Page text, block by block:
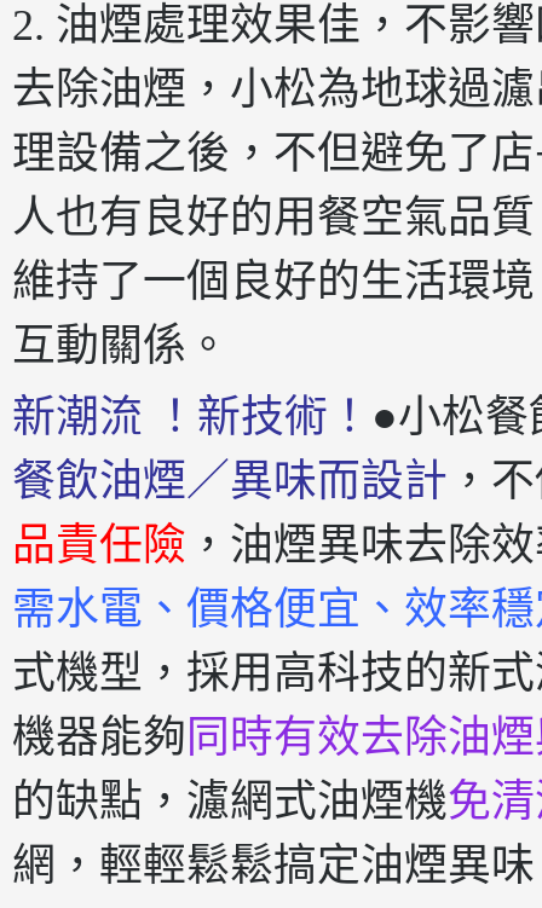
2. 油煙處理效果佳，不影
去除油煙，小松為地球過
理設備之後，不但避免了
人也有良好的用餐空氣品
維持了一個良好的生活環
互動關係。
新潮流 ！新技術！ ●小松餐
餐飲油煙／異味而設計 ，
品責任險 ，油煙異味去除
需水電、價格便宜、效率
式機型，採用高科技的新
機器能夠 同時有效去除油
的缺點，濾網式油煙機免
網，輕輕鬆鬆搞定油煙異